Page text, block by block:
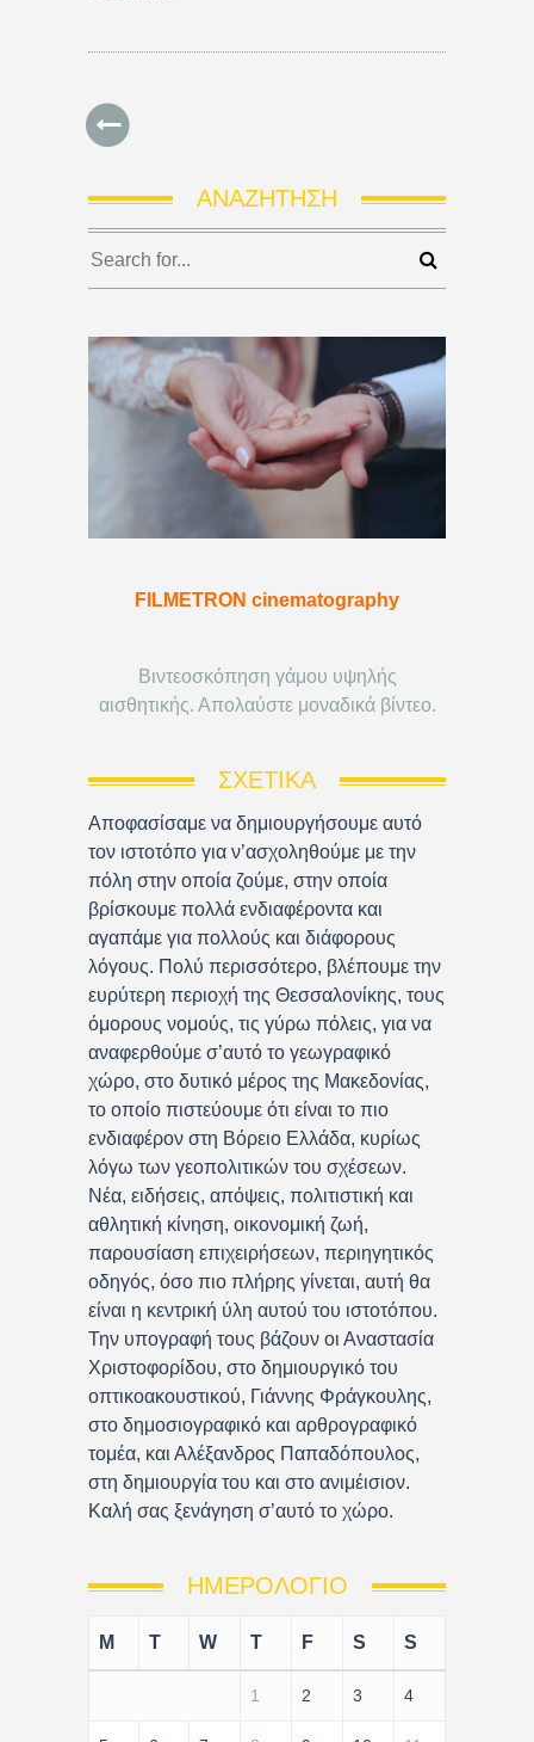
ΑΝΑΖΉΤΗΣΗ
FILMETRON cinematography
Βιντεοσκόπηση γάμου υψηλής
αισθητικής. Απολαύστε μοναδικά βίντεο.
ΣΧΕΤΙΚΆ
Αποφασίσαμε να δημιουργήσουμε αυτό
τον ιστοτόπο για ν’ασχοληθούμε με την
πόλη στην οποία ζούμε, στην οποία
βρίσκουμε πολλά ενδιαφέροντα και
αγαπάμε για πολλούς και διάφορους
λόγους. Πολύ περισσότερο, βλέπουμε την
ευρύτερη περιοχή της Θεσσαλονίκης, τους
όμορους νομούς, τις γύρω πόλεις, για να
αναφερθούμε σ’αυτό το γεωγραφικό
χώρο, στο δυτικό μέρος της Μακεδονίας,
το οποίο πιστεύουμε ότι είναι το πιο
ενδιαφέρον στη Βόρειο Ελλάδα, κυρίως
λόγω των γεοπολιτικών του σχέσεων.
Νέα, ειδήσεις, απόψεις, πολιτιστική και
αθλητική κίνηση, οικονομική ζωή,
παρουσίαση επιχειρήσεων, περιηγητικός
οδηγός, όσο πιο πλήρης γίνεται, αυτή θα
είναι η κεντρική ύλη αυτού του ιστοτόπου.
Την υπογραφή τους βάζουν οι Αναστασία
Χριστοφορίδου, στο δημιουργικό του
οπτικοακουστικού, Γιάννης Φράγκουλης,
στο δημοσιογραφικό και αρθρογραφικό
τομέα, και Αλέξανδρος Παπαδόπουλος,
στη δημιουργία του και στο ανιμέισιον.
Καλή σας ξενάγηση σ’αυτό το χώρο.
ΗΜΕΡΟΛΌΓΙΟ
M T W T F S S
1 2 3 4